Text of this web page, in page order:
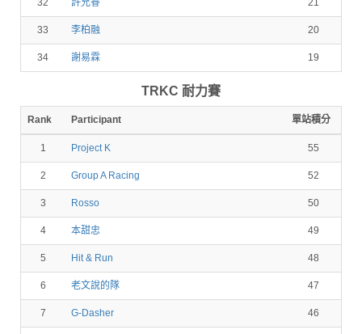
32 許允睿 21
33 李柏融 20
34 謝易霖 19
TRKC 耐力賽
Rank Participant 單站積分
1 Project K 55
2 Group A Racing 52
3 Rosso 50
4 本甜忠 49
5 Hit & Run 48
6 老文說的隊 47
7 G-Dasher 46